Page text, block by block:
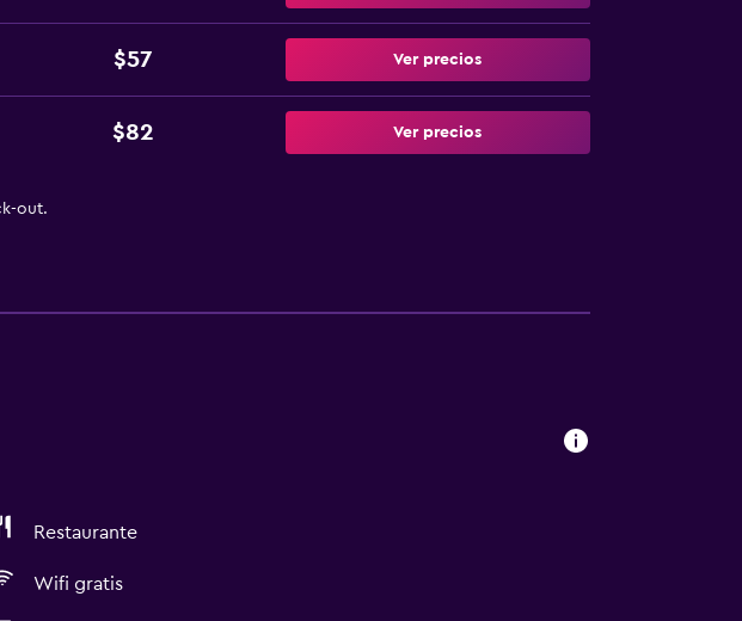
$57 Ver precios
$82 Ver precios
out.
Restaurante
Wifi gratis